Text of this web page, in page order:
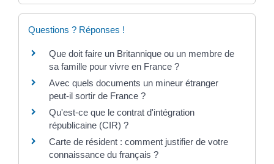
Questions ? Réponses !
Que doit faire un Britannique ou un membre de
sa famille pour vivre en France ?
Avec quels documents un mineur étranger
peut-il sortir de France ?
Qu'est-ce que le contrat d'intégration
républicaine (CIR) ?
Carte de résident : comment justifier de votre
connaissance du français ?